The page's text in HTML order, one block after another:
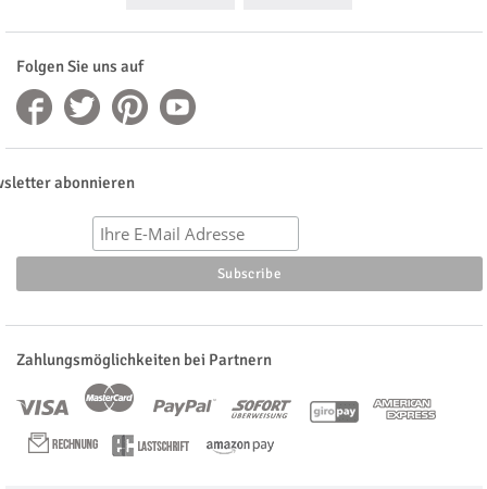
Folgen Sie uns auf
abonnieren
Zahlungsmöglichkeiten bei Partnern